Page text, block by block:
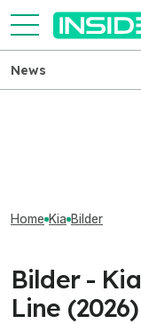
News
Home Kia Bilder
Bilder -
Line (2026)